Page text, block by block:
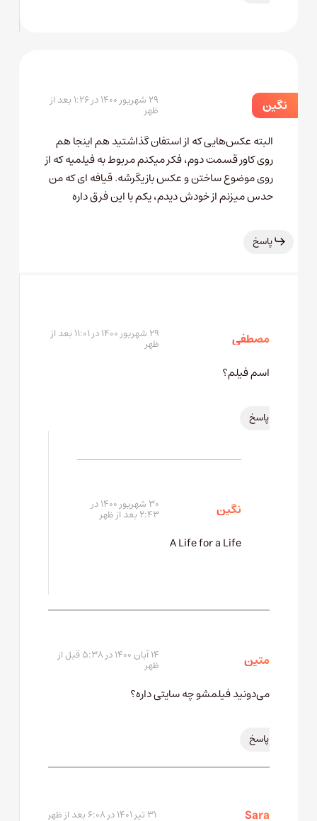
نگین ۲۹ شهریور ۱۴۰۰ در ۱:۲۶ بعد از
ظهر
البته عکس‌هایی که از استفان گذاشتید هم اینجا هم
روی کاور قسمت دوم، فکر میکنم مربوط به فیلمیه که از
روی موضوع ساختن و عکس بازیگرشه. قیافه ای که من
حدس میزنم از خودش دیدم، یکم با این فرق داره
پاسخ
مصطفی ۲۹ شهریور ۱۴۰۰ در ۱۱:۰۱ بعد از
ظهر
اسم فیلم؟
پاسخ
نگین ۳۰ شهریور ۱۴۰۰ در
۲:۴۳ بعد از ظهر
A Life for a Life
متین ۱۴ آبان ۱۴۰۰ در ۵:۳۸ قبل از
ظهر
می‌دونید فیلمشو چه سایتی داره؟
پاسخ
Sara ۳۱ تیر ۱۴۰۱ در ۶:۰۸ بعد از ظهر